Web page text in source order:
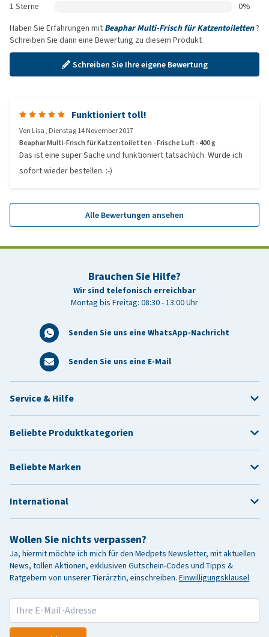
1 Sterne
0%
Haben Sie Erfahrungen mit Beaphar Multi-Frisch für Katzentoiletten?
Schreiben Sie dann eine Bewertung zu diesem Produkt
Schreiben Sie Ihre eigene Bewertung
Funktioniert toll!
Von Lisa, Dienstag 14 November 2017
Beaphar Multi-Frisch für Katzentoiletten - Frische Luft - 400 g
Das ist eine super Sache und funktioniert tatsächlich. Würde ich
sofort wieder bestellen. :-)
Alle Bewertungen ansehen
Brauchen Sie Hilfe?
Wir sind telefonisch erreichbar
Montag bis Freitag: 08:30 - 13:00 Uhr
Senden Sie uns eine WhatsApp-Nachricht
Senden Sie uns eine E-Mail
Wollen Sie nichts verpassen?
Ja, hiermit möchte ich mich für den Medpets Newsletter, mit aktuellen
News, tollen Aktionen, exklusiven Gutschein-Codes und Tipps &
Ratgebern von unserer Tierärztin, einschreiben. Einwilligungsklausel
Service & Hilfe
Beliebte Produktkategorien
Beliebte Marken
International